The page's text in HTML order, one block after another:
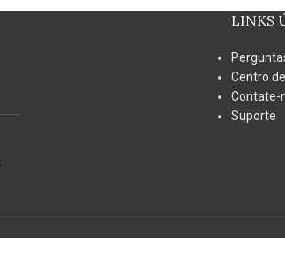
LINKS
Centro
Contate-
Suporte